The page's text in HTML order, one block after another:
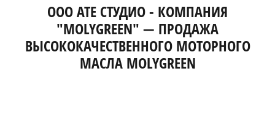
ООО АТЕ СТУДИО - КОМПАНИЯ
"MOLYGREEN" — ПРОДАЖА
ВЫСОКОКАЧЕСТВЕННОГО МОТОРНОГО
МАСЛА MOLYGREEN